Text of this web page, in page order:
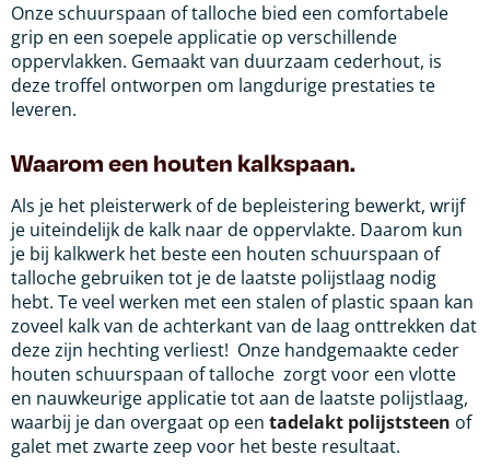
Onze schuurspaan of talloche bied een comfortabele
grip en een soepele applicatie op verschillende
oppervlakken. Gemaakt van duurzaam cederhout, is
deze troffel ontworpen om langdurige prestaties te
leveren.
Waarom een houten kalkspaan.
Als je het pleisterwerk of de bepleistering bewerkt, wrijf
je uiteindelijk de kalk naar de oppervlakte. Daarom kun
je bij kalkwerk het beste een houten schuurspaan of
talloche gebruiken tot je de laatste polijstlaag nodig
hebt. Te veel werken met een stalen of plastic spaan kan
zoveel kalk van de achterkant van de laag onttrekken dat
deze zijn hechting verliest! Onze handgemaakte ceder
houten schuurspaan of talloche zorgt voor een vlotte
en nauwkeurige applicatie tot aan de laatste polijstlaag,
waarbij je dan overgaat op een tadelakt polijststeen of
galet met zwarte zeep voor het beste resultaat.